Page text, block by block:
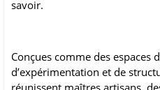
savoir.
Conçues comme des espaces
d’expérimentation et de